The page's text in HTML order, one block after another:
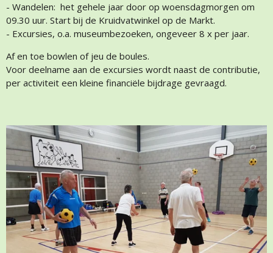
- Wandelen: het gehele jaar door op woensdagmorgen om
09.30 uur. Start bij de Kruidvatwinkel op de Markt.
- Excursies, o.a. museumbezoeken, ongeveer 8 x per jaar.
Af en toe bowlen of jeu de boules.
Voor deelname aan de excursies wordt naast de contributie,
per activiteit een kleine financiële bijdrage gevraagd.